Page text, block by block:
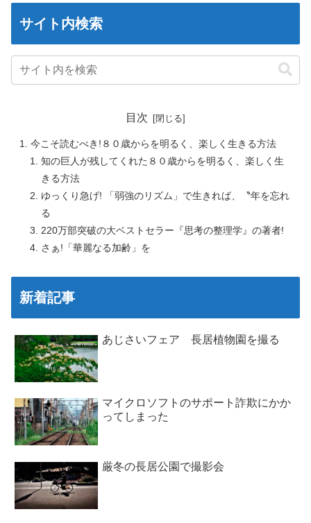
サイト内検索
目次
今こそ読むべき!８０歳からを明るく、楽しく生きる方法
知の巨人が残してくれた８０歳からを明るく、楽しく生
きる方法
ゆっくり急げ! 「弱強のリズム」で生きれば、〝年を忘れ
る
220万部突破の大ベストセラー『思考の整理学』の著者!
さぁ!「華麗なる加齢」を
新着記事
あじさいフェア 長居植物園を撮る
マイクロソフトのサポート詐欺にかか
ってしまった
厳冬の長居公園で撮影会